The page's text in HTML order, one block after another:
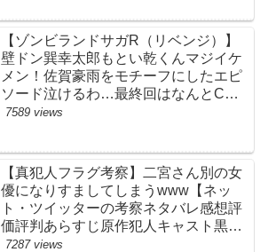
【ゾンビランドサガR（リベンジ）】
壁ドン巽幸太郎もとい乾くんマジイケ
メン！佐賀豪雨をモチーフにしたエピ
ソード泣けるわ…最終回はなんとCM
なし27分ノンストップ放送！すごすぎ
7589 views
【真犯人フラグ考察】二宮さん別の女
優になりすましてしまうwww【ネッ
ト・ツイッターの考察ネタバレ感想評
価評判あらすじ原作犯人キャスト黒幕
伏線まとめ・山里亮太・蒼井優】
7287 views